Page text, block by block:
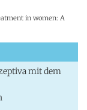
in women: A
mit dem